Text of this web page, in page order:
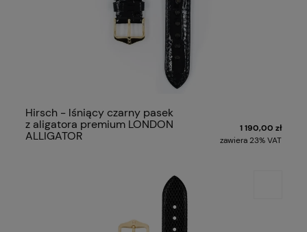
Hirsch - lśniący czarny pasek
z aligatora premium LONDON
ALLIGATOR
1 190,00 zł
zawiera 23% VAT